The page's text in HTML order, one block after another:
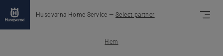
Husqvarna Home Service — Select partner
Hem